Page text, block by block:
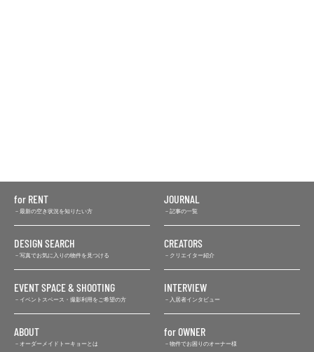
for RENT
最新の空き状況を知りたい方
JOURNAL
記事の一覧
DESIGN SEARCH
写真でお気に入りの物件を見つける
CREATORS
クリエイター紹介
EVENT SPACE & SHOOTING
イベントスペース・撮影利用をご希望の方
INTERVIEW
入居者インタビュー
ABOUT
オーダーメイドトーキョーとは
for OWNER
物件でお困りのオーナー様